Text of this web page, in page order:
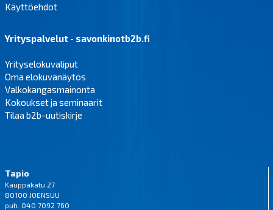
Käyttöehdot
Yrityspalvelut - savonkinotb2b.fi
Yrityselokuvaliput
Oma elokuvanäytös
Valkokangasmainonta
Kokoukset ja seminaarit
Tilaa b2b-uutiskirje
Tapio
Kauppakatu 27
80100 JOENSUU
puh. 040 7092 760